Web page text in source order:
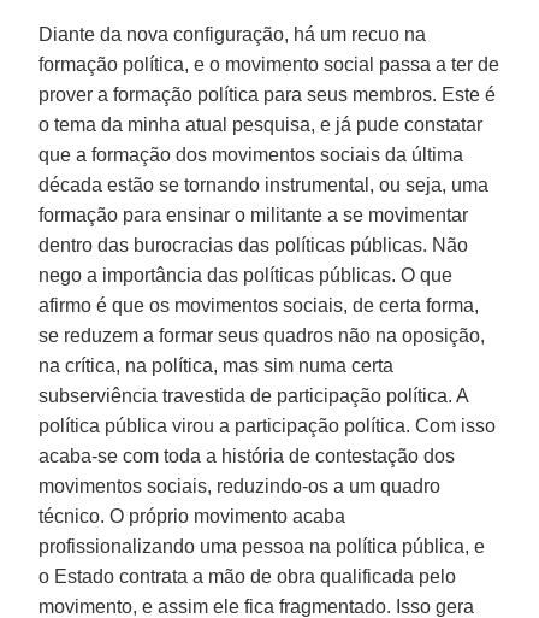
Diante da nova configuração, há um recuo na
formação política, e o movimento social passa a ter de
prover a formação política para seus membros. Este é
o tema da minha atual pesquisa, e já pude constatar
que a formação dos movimentos sociais da última
década estão se tornando instrumental, ou seja, uma
formação para ensinar o militante a se movimentar
dentro das burocracias das políticas públicas. Não
nego a importância das políticas públicas. O que
afirmo é que os movimentos sociais, de certa forma,
se reduzem a formar seus quadros não na oposição,
na crítica, na política, mas sim numa certa
subserviência travestida de participação política. A
política pública virou a participação política. Com isso
acaba-se com toda a história de contestação dos
movimentos sociais, reduzindo-os a um quadro
técnico. O próprio movimento acaba
profissionalizando uma pessoa na política pública, e
o Estado contrata a mão de obra qualificada pelo
movimento, e assim ele fica fragmentado. Isso gera